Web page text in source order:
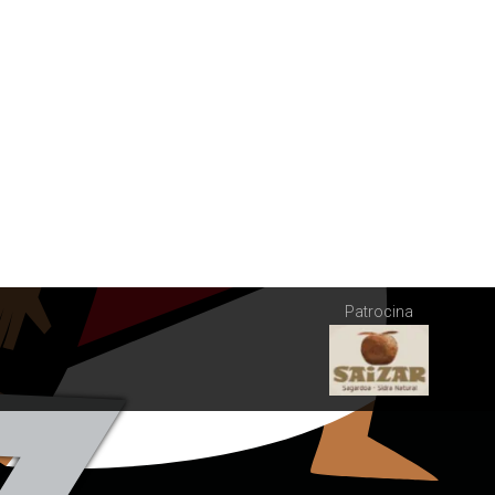
Patrocina